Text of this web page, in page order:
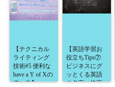
【テクニカル
ライティング
技術#5 便利な
have a Y of Xの
使い方】
【英語学習お
役立ちTips⑦
ビジネスにグ
ッとくる英語
の名言・格言